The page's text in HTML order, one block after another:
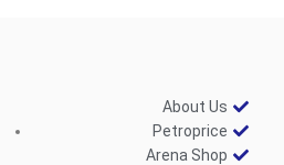
About Us
Petroprice
Arena Shop